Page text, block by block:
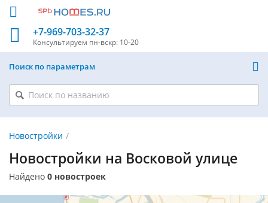
+7-969-703-32-37
Консультируем пн-вскр: 10-20
Поиск по параметрам
Новостройки
Новостройки на Восковой улице
Найдено 0 новостроек